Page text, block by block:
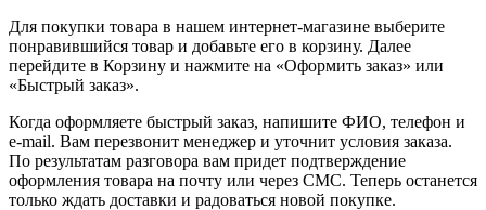
Для покупки товара в нашем интернет-магазине выберите
понравившийся товар и добавьте его в корзину. Далее
перейдите в Корзину и нажмите на «Оформить заказ» или
«Быстрый заказ».
Когда оформляете быстрый заказ, напишите ФИО, телефон и
e-mail. Вам перезвонит менеджер и уточнит условия заказа.
По результатам разговора вам придет подтверждение
оформления товара на почту или через СМС. Теперь останется
только ждать доставки и радоваться новой покупке.